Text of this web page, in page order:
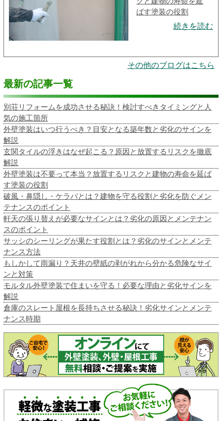
ばす塗装の役割
続きを読む
その他のブログはこちら
最新の記事一覧
別荘リフォームを成功させる秘訣！検討すべきタイミングと人
気の施工箇所
外壁塗装はいつ行うべき？目安となる築年数と劣化のサインを
解説
玄関タイルの浮きはなぜ起こる？原因と放置するリスクを徹底
解説
外壁塗装は不要って本当？放置するリスクと建物の寿命を延ば
す塗装の役割
破風・鼻隠し・ケラバとは？建物を守る役割と劣化を防ぐメン
テナンスのポイント
軒天の張り替えが必要なサインとは？劣化の原因とメンテナン
スのポイント
サッシのシーリングが果たす役割とは？劣化のサインとメンテ
ナンス方法
もしかして雨漏り？天井の壁紙の剥がれから分かる危険なサイ
ンと対策
モルタル外壁塗装で住まいを守る！必要な理由と劣化サインを
解説
倉庫のスレート屋根を長持ちさせる秘訣！劣化サインとメンテ
ナンス時期